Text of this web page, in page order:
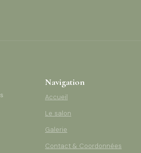
Navigation
Accueil
Le salon
Galerie
Contact & Coordonnées